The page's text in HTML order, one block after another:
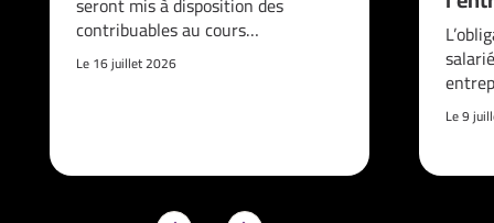
contribuables au cours…
Le 16 juillet 2026
Le 9